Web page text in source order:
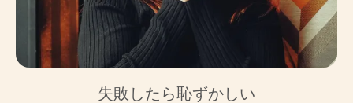
失敗したら恥ずかしい